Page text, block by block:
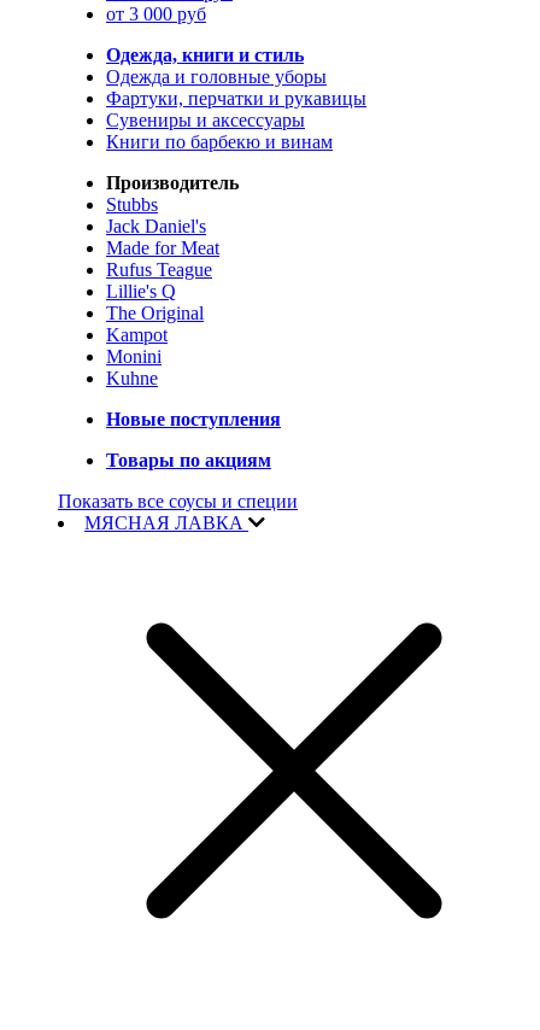
от 3 000 руб
Одежда, книги и стиль
Одежда и головные уборы
Фартуки, перчатки и рукавицы
Сувениры и аксессуары
Книги по барбекю и винам
Производитель
Stubbs
Jack Daniel's
Made for Meat
Rufus Teague
Lillie's Q
The Original
Kampot
Monini
Kuhne
Новые поступления
Товары по акциям
Показать все соусы и специи
МЯСНАЯ ЛАВКА